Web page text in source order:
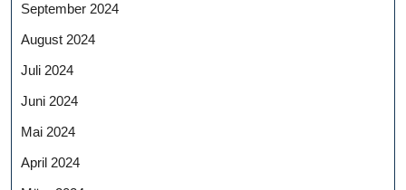
September 2024
August 2024
Juli 2024
Juni 2024
Mai 2024
April 2024